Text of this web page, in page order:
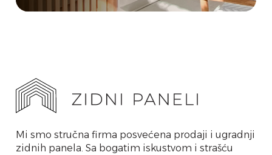
Mi smo stručna firma posvećena prodaji i ugradnji
zidnih panela. Sa bogatim iskustvom i strašću